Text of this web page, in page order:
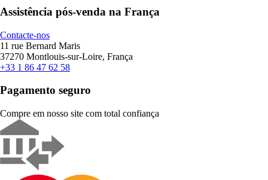
Assistência pós-venda na França
Contacte-nos
11 rue Bernard Maris
37270 Montlouis-sur-Loire, França
+33 1 86 47 62 58
Pagamento seguro
Compre em nosso site com total confiança